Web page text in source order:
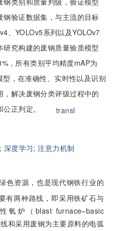
验证数据集，与主流的目标
、YOLOv5系列以及YOLOv7
究构建的废钢质量验质模型
，所有类别平均精度mAP为
，在准确性、实时性以及识别
解决废钢分类评级过程中的
正判定。
transl
深度学习;注意力机制
色资源，也是现代钢铁行业的
有两种路线，即采用铁矿石与
氧炉（blast furnace–basic
和采用废钢为主要原料的电弧